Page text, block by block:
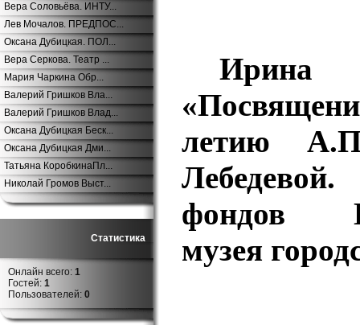
Вера Соловьёва. ИНТУ...
Лев Мочалов. ПРЕДПОС...
Оксана Дубицкая. ПОЛ...
Вера Серкова. Театр ...
Мария Чаркина Обр...
Валерий Гришков Вла...
Валерий Гришков Влад...
Оксана Дубицкая Беск...
Оксана Дубицкая Дми...
Татьяна КоробкинаПл...
Николай Громов Выст...
Статистика
Онлайн всего: 1
Гостей: 1
Пользователей: 0
летию
фондов
музея